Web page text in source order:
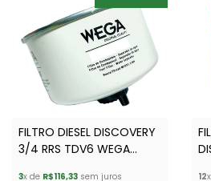
FILTRO DIESEL DISCOVERY
3/4 RRS TDV6 WEGA
3x de R$116,33 sem juros 12